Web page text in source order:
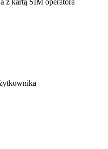
z kartą SIM operatora